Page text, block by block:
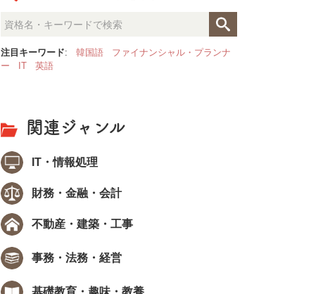
注目キーワード: 韓国語
ファイナンシャル・プランナ
ー
IT 英語
関連ジャンル
IT・情報処理
財務・金融・会計
不動産・建築・工事
事務・法務・経営
基礎教育・趣味・教養